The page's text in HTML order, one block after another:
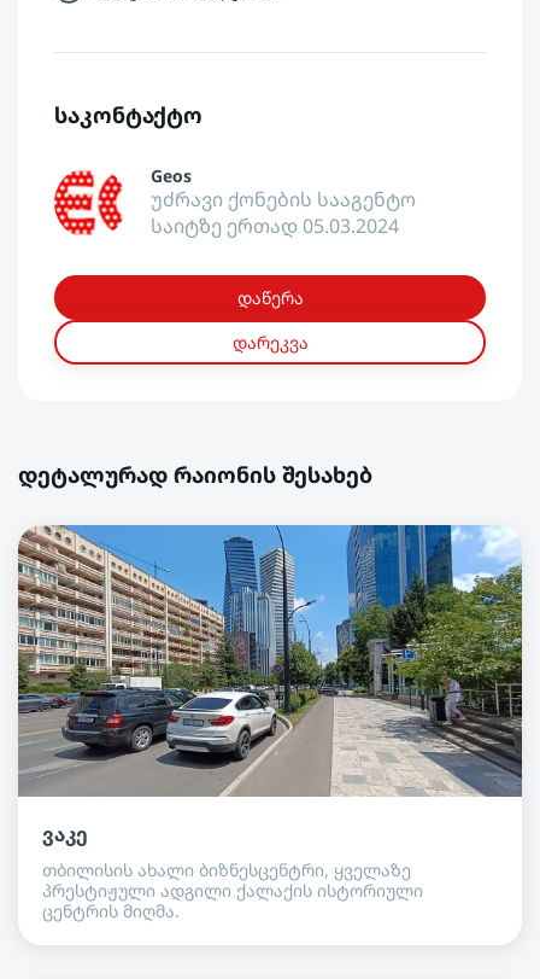
საკონტაქტო
Geos
უძრავი ქონების სააგენტო
საიტზე ერთად 05.03.2024
დაწერა
დარეკვა
დეტალურად რაიონის შესახებ
ვაკე
თბილისის ახალი ბიზნესცენტრი, ყველაზე
პრესტიჟული ადგილი ქალაქის ისტორიული
ცენტრის მიღმა.